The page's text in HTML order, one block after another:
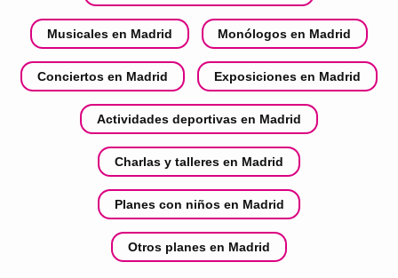
Musicales en Madrid Monólogos en Madrid
Conciertos en Madrid Exposiciones en Madrid
Actividades deportivas en Madrid
Charlas y talleres en Madrid
Planes con niños en Madrid
Otros planes en Madrid